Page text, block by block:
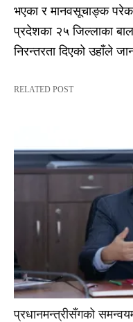
भएका र मानवसूचाङ्क
प्रदेशका २५ जिल्लाका
निरन्तरता दिएको उहाँले
RELATED POST
प्रधानमन्त्रीसँगको